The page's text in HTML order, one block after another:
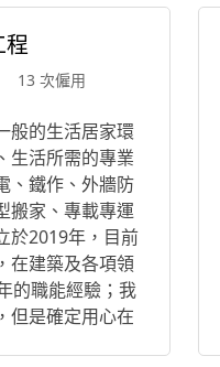
程
13 次僱用
般的生活居家環
生活所需的專業
、鐵作、外牆防
搬家、專載專運
於2019年，目前
在建築及各項領
的職能經驗；我
但是確定用心在